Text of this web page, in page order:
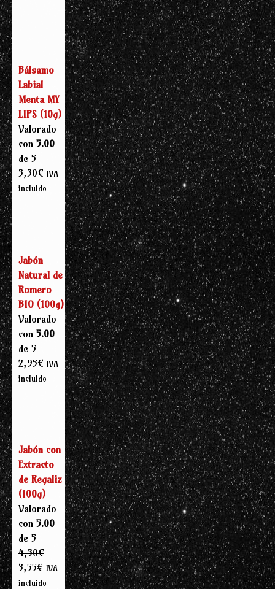
Bálsamo
Labial
Menta MY
LIPS (10g)
Valorado
con 5.00
de 5
3,30€ IVA
incluido
Jabón
Natural de
Romero
BIO (100g)
Valorado
con 5.00
de 5
2,95€ IVA
incluido
Jabón con
Extracto
de Regaliz
(100g)
Valorado
con 5.00
de 5
4,30€
El
precio
3,55€ El
precio
IVA
incluido